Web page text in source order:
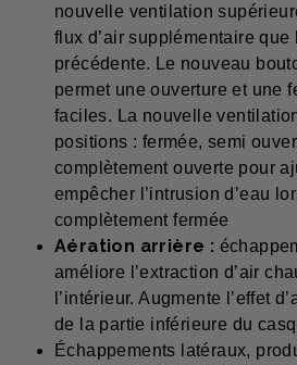
nouvelle ventilation
flux d’air supplémentaire que
précédente. Le nouveau
permet une ouverture et une
faciles. La nouvelle
positions : fermée, semi
complètement ouverte pour
empêcher l’intrusion d’eau
complètement fermée
Aération arrière :
améliore l’extraction d’air
l’intérieur. Augmente l’effet
de la partie inférieure du
Échappements latéraux,